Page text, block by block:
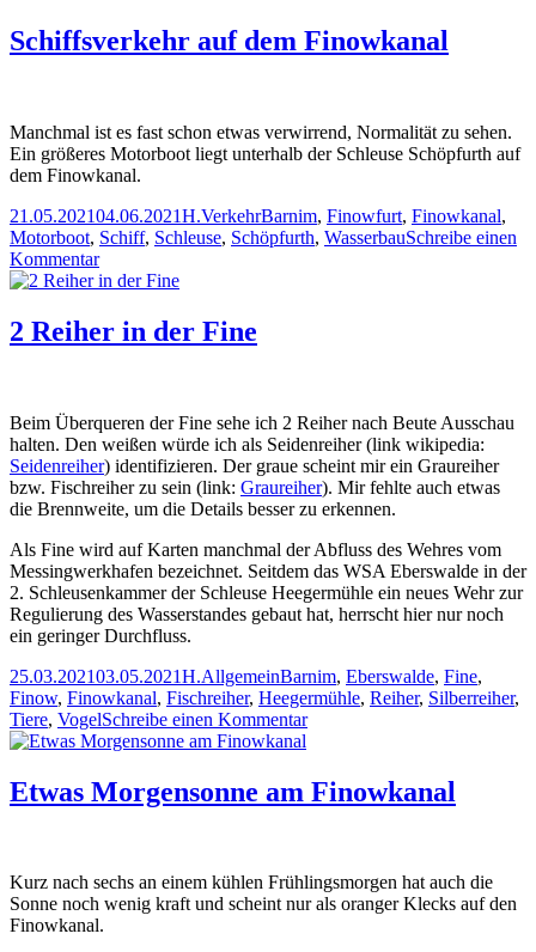
Schleuse
Kupferhammer
Schiffsverkehr auf dem Finowkanal
Manchmal ist es fast schon etwas verwirrend, Normalität zu sehen.
Ein größeres Motorboot liegt unterhalb der Schleuse Schöpfurth auf
dem Finowkanal.
Veröffentlicht
am
21.05.202104.06.2021Autor
H.Kategorien
VerkehrSchlagwörter
Barnim, Finowfurt, Finowkanal,
Motorboot, Schiff, Schleuse, Schöpfurth, WasserbauSchreibe einen
Kommentarzu
Schiffsverkehr
dem
Finowkanal
2 Reiher in der Fine
Beim Überqueren der Fine sehe ich 2 Reiher nach Beute Ausschau
halten. Den weißen würde ich als Seidenreiher (link wikipedia:
Seidenreiher) identifizieren. Der graue scheint mir ein Graureiher
bzw. Fischreiher zu sein (link: Graureiher). Mir fehlte auch etwas
die Brennweite, um die Details besser zu erkennen.
Als Fine wird auf Karten manchmal der Abfluss des Wehres vom
Messingwerkhafen bezeichnet. Seitdem das WSA Eberswalde in der
2. Schleusenkammer der Schleuse Heegermühle ein neues Wehr zur
Regulierung des Wasserstandes gebaut hat, herrscht hier nur noch
ein geringer Durchfluss.
Veröffentlicht
am
25.03.202103.05.2021Autor
H.Kategorien
AllgemeinSchlagwörter
Barnim, Eberswalde, Fine,
Finow, Finowkanal, Fischreiher, Heegermühle, Reiher, Silberreiher,
Tiere, VogelSchreibe einen Kommentarzu
in
der
Etwas Morgensonne am Finowkanal
Kurz nach sechs an einem kühlen Frühlingsmorgen hat auch die
Sonne noch wenig kraft und scheint nur als oranger Klecks auf den
Finowkanal.